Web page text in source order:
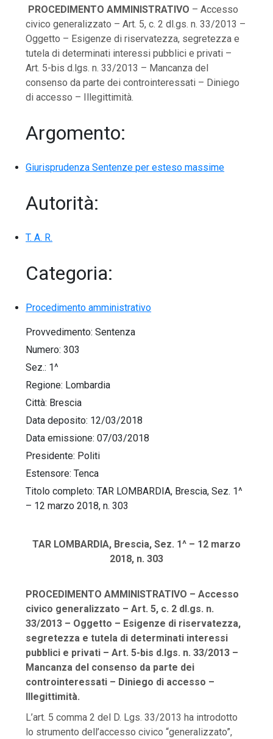
PROCEDIMENTO AMMINISTRATIVO – Accesso
civico generalizzato – Art. 5, c. 2 dl.gs. n. 33/2013 –
Oggetto – Esigenze di riservatezza, segretezza e
tutela di determinati interessi pubblici e privati –
Art. 5-bis d.lgs. n. 33/2013 – Mancanza del
consenso da parte dei controinteressati – Diniego
di accesso – Illegittimità.
Argomento:
Giurisprudenza Sentenze per esteso massime
Autorità:
T. A. R.
Categoria:
Procedimento amministrativo
Provvedimento: Sentenza
Numero: 303
Sez.: 1^
Regione: Lombardia
Città: Brescia
Data deposito: 12/03/2018
Data emissione:07/03/2018
Presidente: Politi
Estensore: Tenca
Titolo completo: TAR LOMBARDIA, Brescia, Sez. 1^
– 12 marzo 2018, n. 303
TAR LOMBARDIA, Brescia, Sez. 1^ – 12 marzo
2018, n. 303
PROCEDIMENTO AMMINISTRATIVO – Accesso
civico generalizzato – Art. 5, c. 2 dl.gs. n.
33/2013 – Oggetto – Esigenze di riservatezza,
segretezza e tutela di determinati interessi
pubblici e privati – Art. 5-bis d.lgs. n. 33/2013 –
Mancanza del consenso da parte dei
controinteressati – Diniego di accesso –
Illegittimità.
L’art. 5 comma 2 del D. Lgs. 33/2013 ha introdotto
lo strumento dell’accesso civico “generalizzato”,